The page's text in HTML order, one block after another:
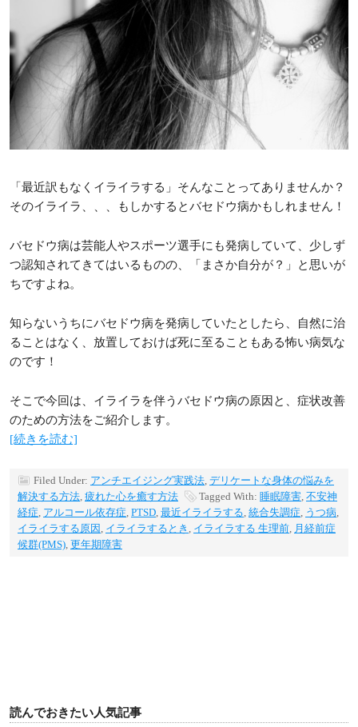
「最近訳もなくイライラする」そんなことってありませんか？
そのイライラ、、、もしかするとバセドウ病かもしれません！
バセドウ病は芸能人やスポーツ選手にも発病していて、少しず
つ認知されてきてはいるものの、「まさか自分が？」と思いが
ちですよね。
知らないうちにバセドウ病を発病していたとしたら、自然に治
ることはなく、放置しておけば死に至ることもある怖い病気な
のです！
そこで今回は、イライラを伴うバセドウ病の原因と、症状改善
のための方法をご紹介します。
[続きを読む]
Filed Under: アンチエイジング実践法, デリケートな身体の悩みを
解決する方法, 疲れた心を癒す方法 Tagged With: 睡眠障害, 不安神
経症, アルコール依存症, PTSD, 最近イライラする, 統合失調症, うつ病,
イライラする原因 , イライラするとき , イライラする 生理前, 月経前症
候群(PMS), 更年期障害